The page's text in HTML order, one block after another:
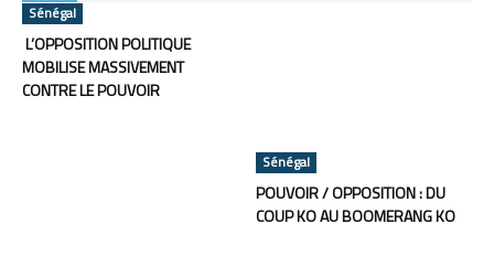
Sénégal
L’OPPOSITION POLITIQUE
MOBILISE MASSIVEMENT
CONTRE LE POUVOIR
Sénégal
POUVOIR / OPPOSITION : DU
COUP KO AU BOOMERANG KO